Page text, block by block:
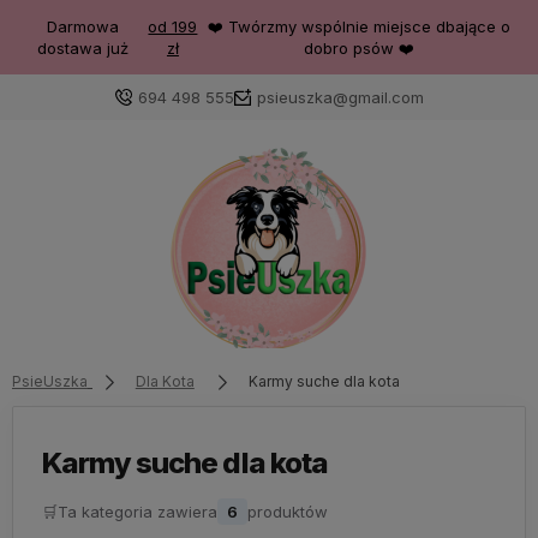
Darmowa
dostawa już
od 199
zł
❤️ Twórzmy wspólnie miejsce dbające o
dobro psów ❤️
694 498 555 psieuszka@gmail.com
PsieUszka Dla Kota Karmy suche dla kota
Karmy suche dla kota
🛒Ta kategoria zawiera 6 produktów